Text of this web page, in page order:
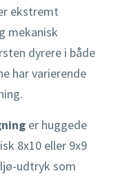
ekstremt
mekanisk
dyrere i både
har varierende
er huggede
8x10 eller 9x9
udtryk som